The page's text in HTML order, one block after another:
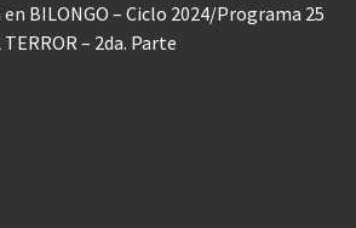
en BILONGO – Ciclo 2024/Programa 25
TERROR – 2da. Parte